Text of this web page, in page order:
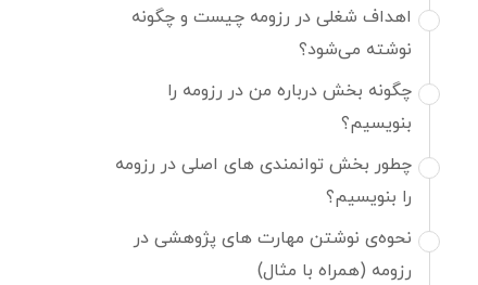
اهداف شغلی در رزومه چیست و چگونه
نوشته می‌شود؟
چگونه بخش درباره من در رزومه را
بنویسیم؟
چطور بخش توانمندی های اصلی در رزومه
را بنویسیم؟
نحوه‌ی نوشتن مهارت های پژوهشی در
رزومه (همراه با مثال)